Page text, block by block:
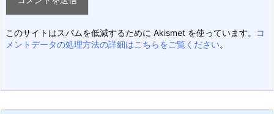
このサイトはスパムを低減するために Akismet を使っています。
コ
メントデータの処理方法の詳細はこちらをご覧ください。